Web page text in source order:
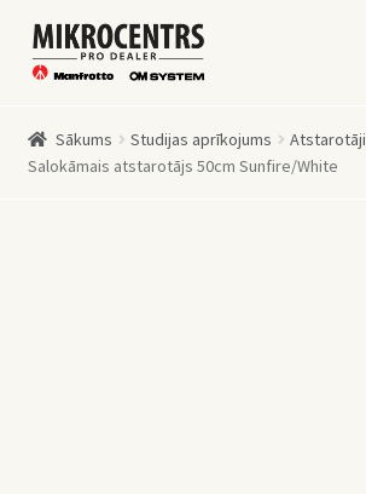
Skip
to
Skip
to
Sākums Studijas aprīkojums Atstarotāji
Salokāmais atstarotājs 50cm Sunfire/White